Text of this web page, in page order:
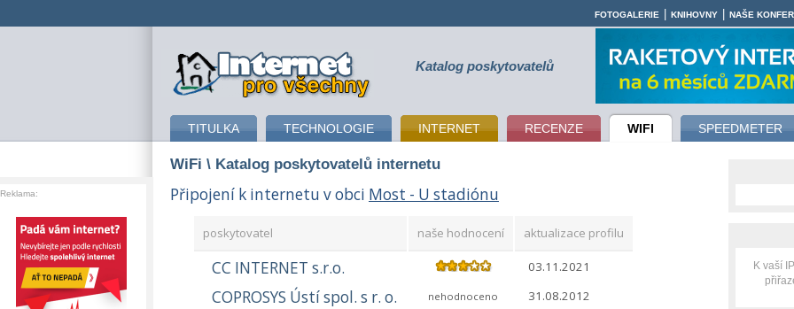
připojení k internetu Katalog poskytovatelů
TITULKA TECHNOLOGIE INTERNET RECENZE WIFI SPEEDMETER
FOTOGALERIE KNIHOVNY NAŠE
WiFi \ Katalog poskytovatelů internetu
Připojení k internetu v obci Most - U stadiónu
poskytovatel naše hodnocení aktualizace profilu
CC INTERNET s.r.o. 03.11.2021
COPROSYS Ústí spol. s r. o. nehodnoceno 31.08.2012
K vaší
Reklama: